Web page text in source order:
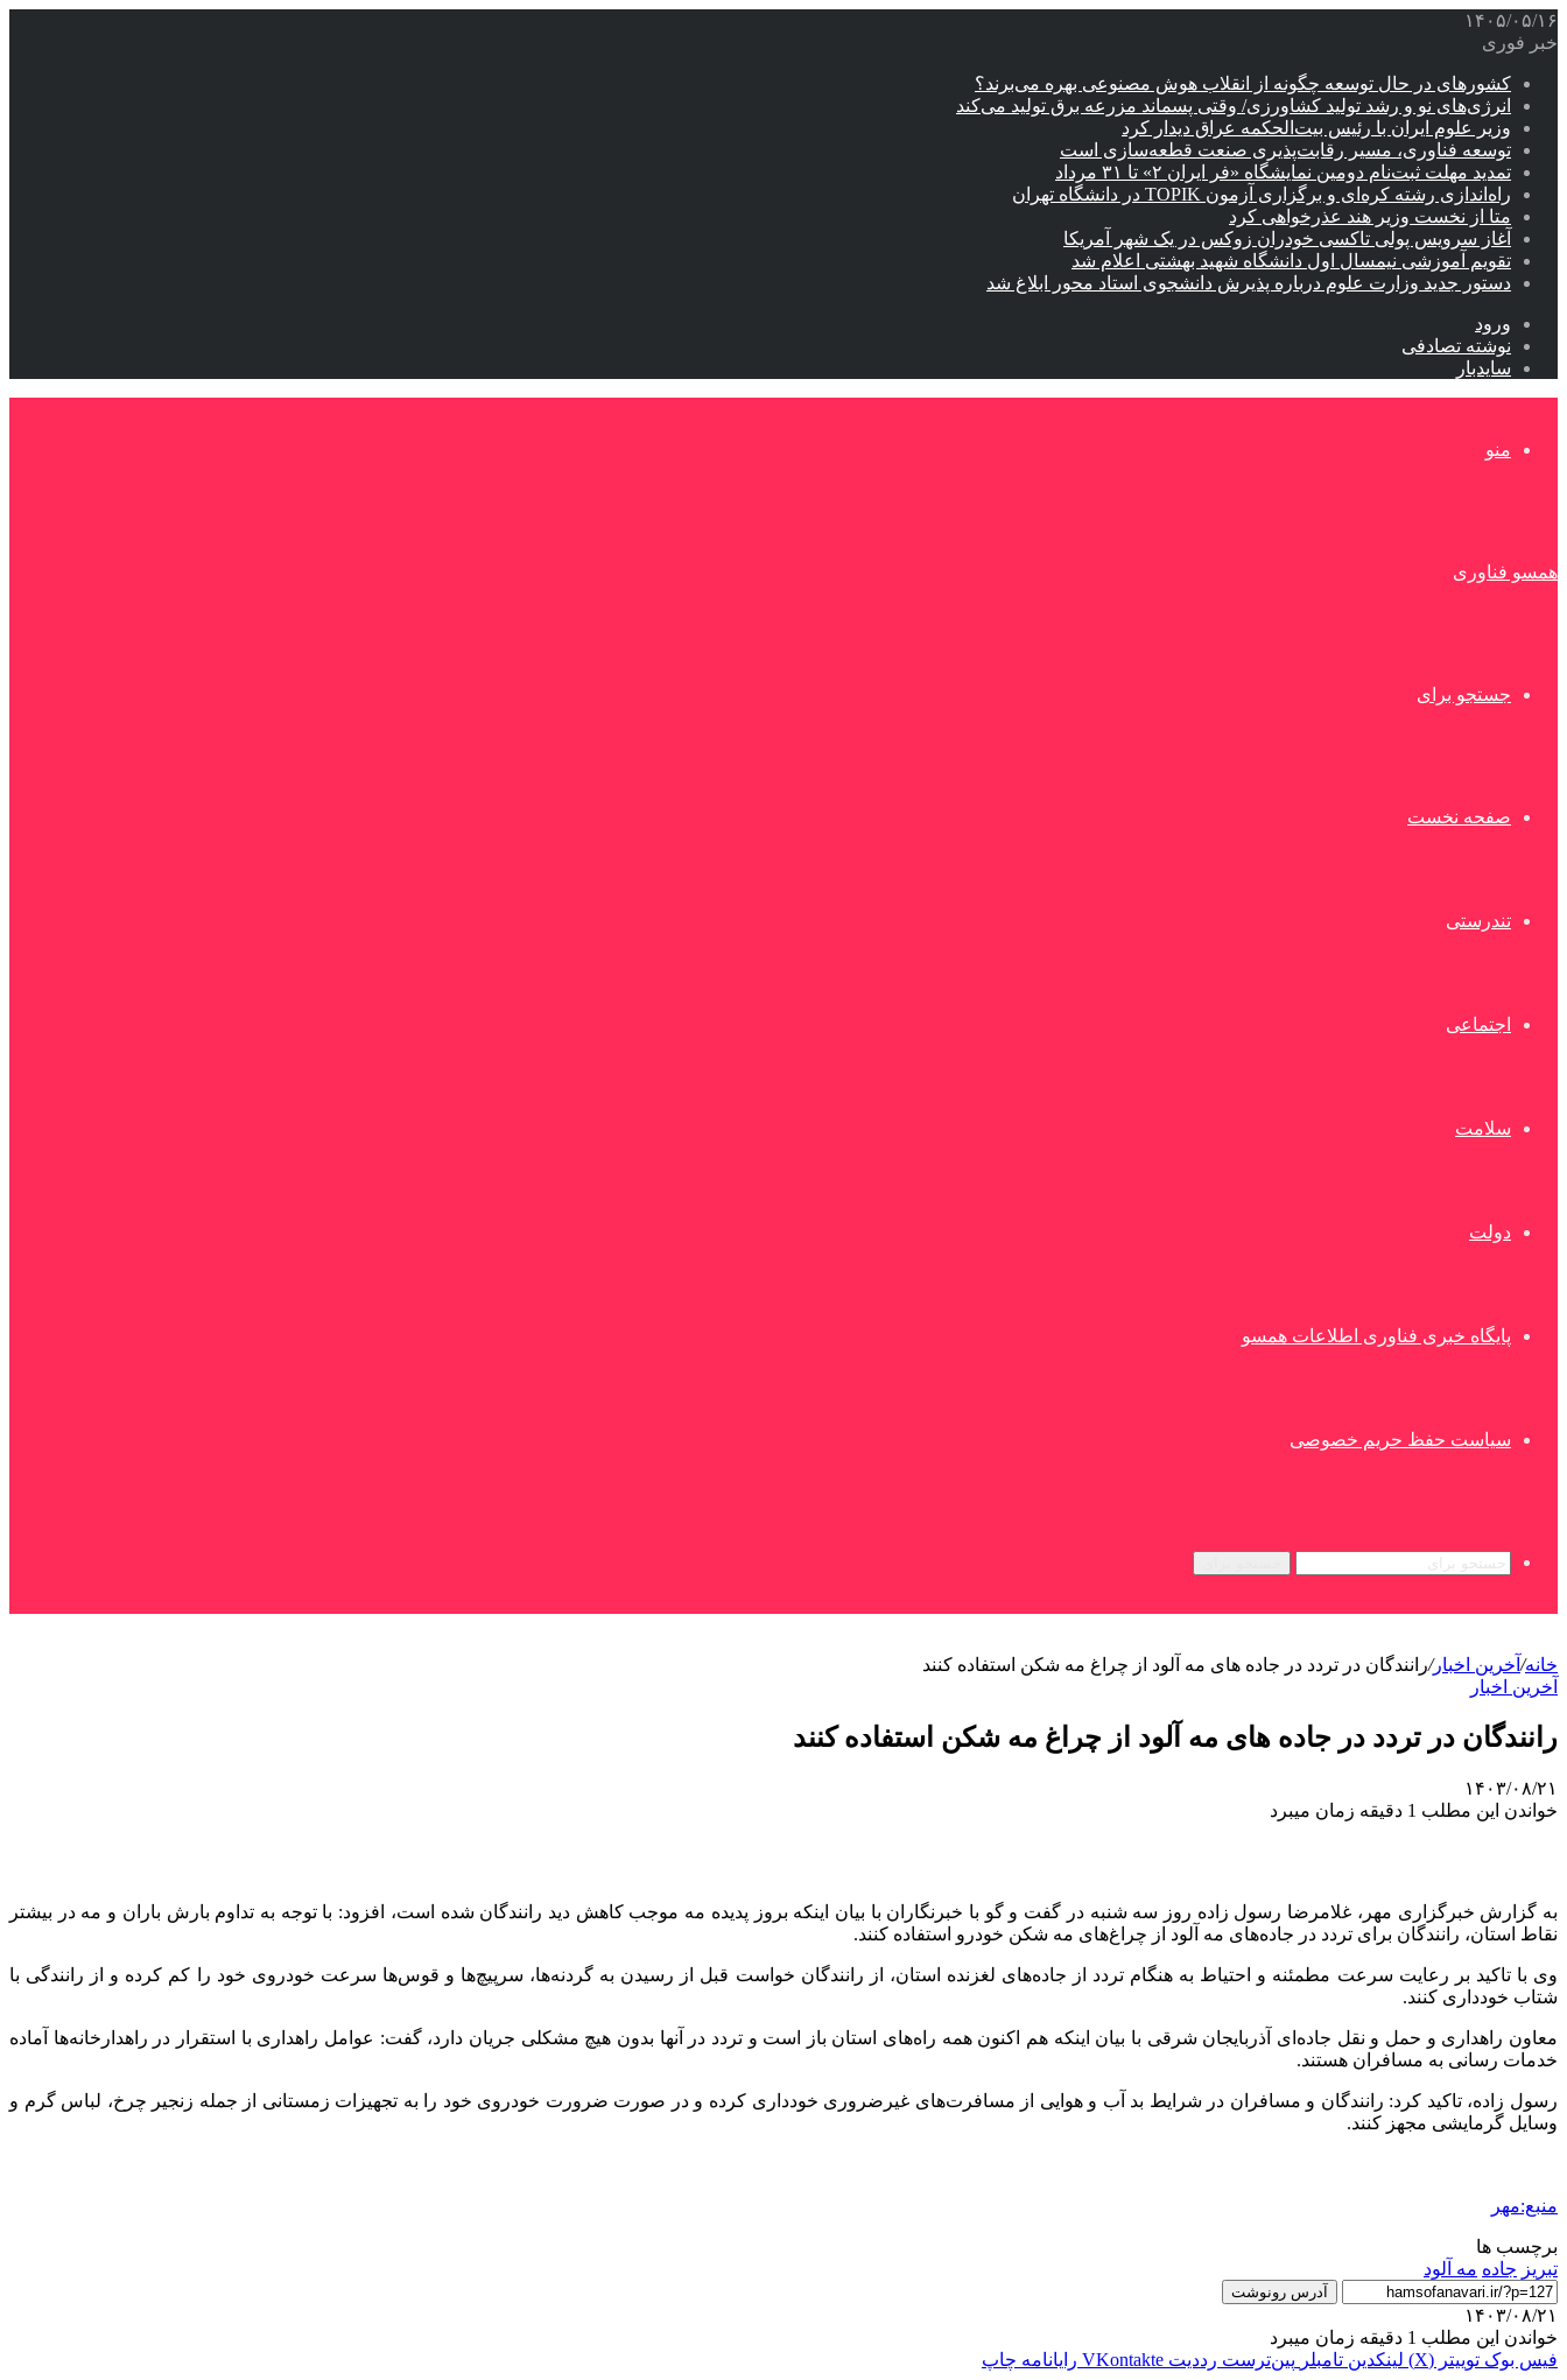
۱۴۰۵/۰۵/۱۶
خبر فوری
کشورهای در حال توسعه چگونه از انقلاب هوش مصنوعی بهره می‌برند؟
انرژی‌های نو و رشد تولید کشاورزی/ وقتی پسماند مزرعه‌ برق تولید می‌کند
وزیر علوم ایران با رئیس بیت‌الحکمه عراق دیدار کرد
توسعه فناوری، مسیر رقابت‌پذیری صنعت قطعه‌سازی است
تمدید مهلت ثبت‌نام دومین نمایشگاه «فر ایران ۲» تا ۳۱ مرداد
راه‌اندازی رشته کره‌ای و برگزاری آزمون TOPIK در دانشگاه تهران
متا از نخست وزیر هند عذرخواهی کرد
آغاز سرویس پولی تاکسی خودران زوکس در یک شهر آمریکا
تقویم آموزشی نیمسال اول دانشگاه شهید بهشتی اعلام شد
دستور جدید وزارت علوم درباره پذیرش دانشجوی استاد محور ابلاغ شد
ورود
نوشته تصادفی
سایدبار
منو
همسو فناوری
جستجو برای
صفحه نخست
تندرستی
اجتماعی
سلامت
دولت
پایگاه خبری فناوری اطلاعات همسو
سیاست حفظ حریم خصوصی
خانه/ آخرین اخبار/رانندگان در تردد در جاده های مه آلود از چراغ مه شکن استفاده کنند
آخرین اخبار
رانندگان در تردد در جاده های مه آلود از چراغ مه شکن استفاده کنند
۱۴۰۳/۰۸/۲۱
خواندن این مطلب 1 دقیقه زمان میبرد
به گزارش خبرگزاری مهر، غلامرضا رسول زاده روز سه شنبه در گفت وگو با خبرنگاران با بیان اینکه بروز پدیده مه موجب کاهش دید رانندگان شده است، افزود: با توجه به تداوم بارش باران و مه در بیشتر
نقاط استان، رانندگان برای تردد در جاده‌های مه آلود از چراغ‌های مه شکن خودرو استفاده کنند.
وی با تاکید بر رعایت سرعت مطمئنه و احتیاط به هنگام تردد از جاده‌های لغزنده استان، از رانندگان خواست قبل از رسیدن به گردنه‌ها، سرپیچ‌ها و قوس‌ها سرعت خودروی خود را کم کرده و از رانندگی با
شتاب خودداری کنند.
معاون راهداری و حمل و نقل جاده‌ای آذربایجان شرقی با بیان اینکه هم اکنون همه راه‌های استان باز است و تردد در آنها بدون هیچ مشکلی جریان دارد، گفت: عوامل راهداری با استقرار در راهدارخانه‌ها آماده
خدمات رسانی به مسافران هستند.
رسول زاده، تاکید کرد: رانندگان و مسافران در شرایط بد آب و هوایی از مسافرت‌های غیرضروری خودداری کرده و در صورت ضرورت خودروی خود را به تجهیزات زمستانی از جمله زنجیر چرخ، لباس گرم و
وسایل گرمایشی مجهز کنند.
منبع:مهر
برچسب ها
تبریز جاده مه آلود
آدرس رونوشت
۱۴۰۳/۰۸/۲۱
خواندن این مطلب 1 دقیقه زمان میبرد
فیس بوک توییتر (X) لینکدین ‫تامبلر ‫پین‌ترست ‫رددیت ‫VKontakte رایانامه چاپ